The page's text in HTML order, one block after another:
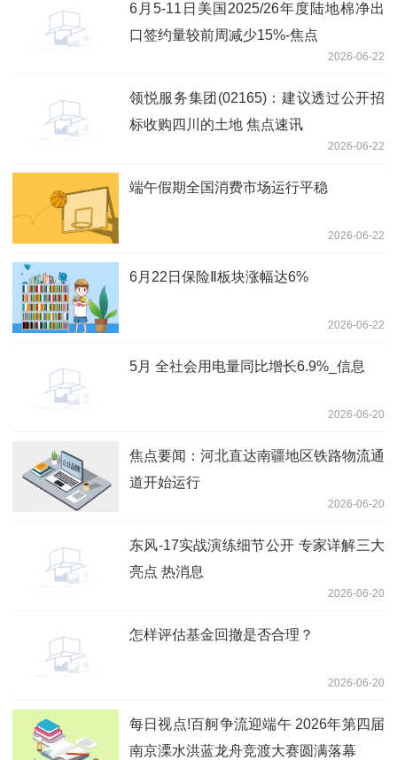
6月5-11日美国2025/26年度陆地棉净出
口签约量较前周减少15%-焦点
2026-06-22
领悦服务集团(02165)：建议透过公开招
标收购四川的土地 焦点速讯
2026-06-22
端午假期全国消费市场运行平稳
2026-06-22
6月22日保险Ⅱ板块涨幅达6%
2026-06-22
5月 全社会用电量同比增长6.9%_信息
2026-06-20
焦点要闻：河北直达南疆地区铁路物流通
道开始运行
2026-06-20
东风-17实战演练细节公开 专家详解三大
亮点 热消息
2026-06-20
怎样评估基金回撤是否合理？
2026-06-20
每日视点!百舸争流迎端午 2026年第四届
南京溧水洪蓝龙舟竞渡大赛圆满落幕